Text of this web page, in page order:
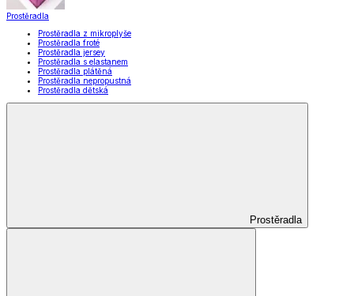
Prostěradla
Prostěradla z mikroplyše
Prostěradla froté
Prostěradla jersey
Prostěradla s elastanem
Prostěradla plátěná
Prostěradla nepropustná
Prostěradla dětská
Prostěradla